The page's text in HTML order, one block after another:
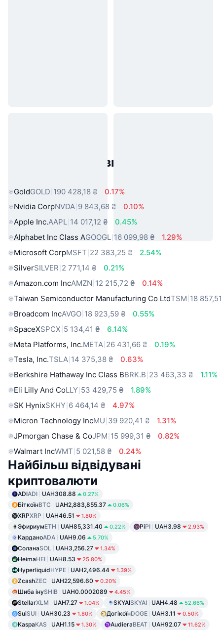
Популярні активи реального
GoldGOLD 190 428,18 ₴
0.17%
Nvidia CorpNVDA 9 843,68 ₴
0.10%
Apple Inc.AAPL 14 017,12 ₴
0.45%
Alphabet Inc Class AGOOGL 16 099,98 ₴
1.29%
Microsoft CorpMSFT 22 383,25 ₴
2.54%
SilverSILVER 2 771,14 ₴
0.21%
Amazon.com IncAMZN 12 215,72 ₴
0.14%
Taiwan Semiconductor Manufacturing Co LtdTSM 18
Broadcom IncAVGO 18 923,59 ₴
0.55%
SpaceXSPCX 5 134,41 ₴
6.14%
Meta Platforms, Inc.META 26 431,66 ₴
0.19%
Tesla, Inc.TSLA 14 375,38 ₴
0.63%
Berkshire Hathaway Inc Class BBRK.B 23 463,33 ₴
1.11%
Eli Lilly And CoLLY 53 429,75 ₴
1.89%
SK HynixSKHY 6 464,14 ₴
4.97%
Micron Technology IncMU 39 920,41 ₴
1.31%
JPmorgan Chase & CoJPM 15 999,31 ₴
0.82%
Walmart IncWMT 5 021,58 ₴ 0.24%
Найбільш відвідувані
криптовалюти
ADIADI UAH308.88 0.27%
БіткоїнBTC UAH2,883,855.37 0.06%
XRPXRP UAH46.51 1.80%
ЭфириумETH UAH85,331.40 0.22% PiPI UAH3.98 2.93%
КарданоADA UAH9.06 5.70%
СоланаSOL UAH3,256.27 1.34%
HeimaHEI UAH8.53 25.80%
HyperliquidHYPE UAH2,496.44 1.39%
ZcashZEC UAH22,596.60 0.20%
Шиба інуSHIB UAH0.0002089 4.45%
StellarXLM UAH7.27 1.04% SKYAISKYAI UAH4.48 52.66%
SuiSUI UAH30.23 1.80% ДогікоїнDOGE UAH3.11 0.50%
KaspaKAS UAH1.15 1.30% AudieraBEAT UAH92.07 11.62%